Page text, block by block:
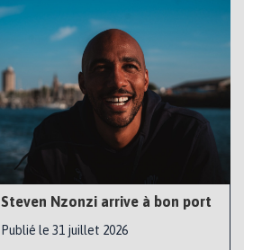
Steven Nzonzi arrive à bon port
Publié le 31 juillet 2026